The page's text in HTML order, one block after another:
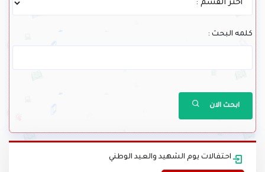
البحث :
ابحث الان
احتفالات يوم الشهيد والعيد الوطني